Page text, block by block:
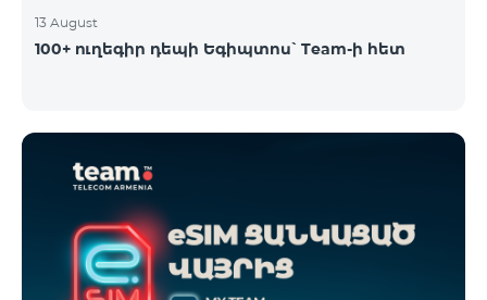
13 August
100+ ուղեգիր դեպի Եգիպտոս՝ Team-ի հետ